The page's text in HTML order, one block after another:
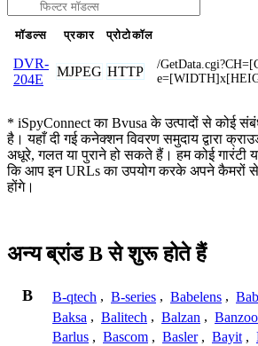
मॉडल्स प्रकार प्रोटोकॉल
DVR-
204E
MJPEG HTTP
/
* iSpyConnect का Bvusa के उत्पादों से कोई
है। यहाँ दी गई कनेक्शन विवरण समुदाय द्वारा
अधूरे, गलत या पुराने हो सकते हैं। हम कोई गारंटी
कि आप इन URLs का उपयोग करके अपने कैमरों
होंगे।
अन्य ब्रांड B से शुरू होते हैं
B B-qtech , B-series , Babelens ,
Baksa , Balitech , Balzan , Banzoo
Barlus , Bascom , Basler , Bayit ,